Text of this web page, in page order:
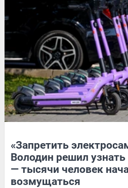
«Запретить
Володин решил
— тысячи человек
возмущаться